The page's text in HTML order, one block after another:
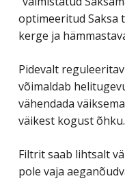
optimeeritud Saksa
kerge ja
Pidevalt
võimaldab
vähendada
väikest kogust õhku.
Filtrit saab lihtsalt
pole vaja